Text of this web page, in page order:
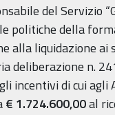
del Servizio
politiche della
alla liquidazione ai
deliberazione n.
incentivi di cui
€ 1.724.600,00al